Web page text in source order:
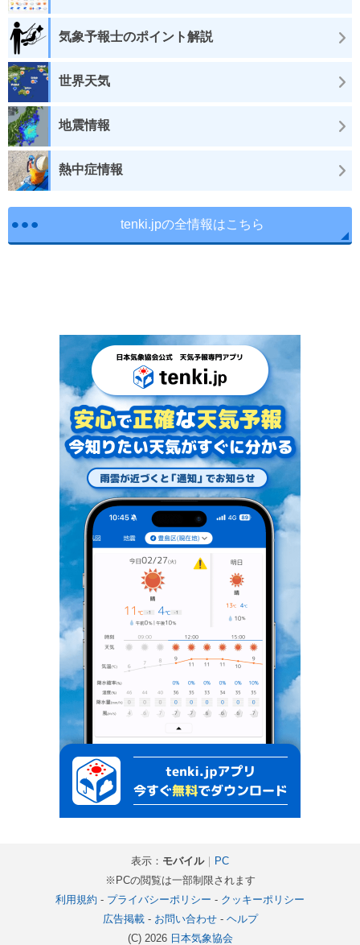
気象予報士のポイント解説
世界天気
地震情報
熱中症情報
tenki.jpの全情報はこちら
表示： モバイル｜
PC
※PCの閲覧は一部制限されます
利用規約 - プライバシーポリシー - クッキーポリシー
広告掲載- お問い合わせ- ヘルプ
(C) 2026 日本気象協会